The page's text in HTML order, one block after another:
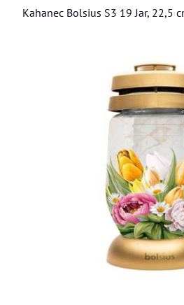
Kahanec Bolsius S3 19 Jar, 22,5